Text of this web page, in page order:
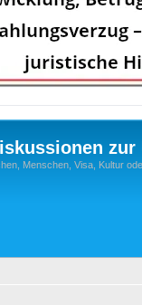
zur
Menschen, Visa, Kultur